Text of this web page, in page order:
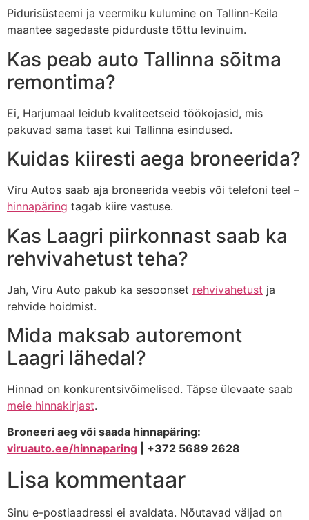
Pidurisüsteemi ja veermiku kulumine on Tallinn-Keila
maantee sagedaste pidurduste tõttu levinuim.
Kas peab auto Tallinna sõitma
remontima?
Ei, Harjumaal leidub kvaliteetseid töökojasid, mis
pakuvad sama taset kui Tallinna esindused.
Kuidas kiiresti aega broneerida?
Viru Autos saab aja broneerida veebis või telefoni teel –
hinnapäring tagab kiire vastuse.
Kas Laagri piirkonnast saab ka
rehvivahetust teha?
Jah, Viru Auto pakub ka sesoonset rehvivahetust ja
rehvide hoidmist.
Mida maksab autoremont
Laagri lähedal?
Hinnad on konkurentsivõimelised. Täpse ülevaate saab
meie hinnakirjast.
Broneeri aeg või saada hinnapäring:
viruauto.ee/hinnaparing | +372 5689 2628
Lisa kommentaar
Sinu e-postiaadressi ei avaldata. Nõutavad väljad on